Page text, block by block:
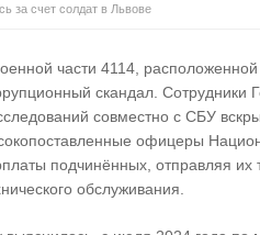
за счет солдат в Львове
части 4114,
скандал. Сотрудники
совместно с СБУ
офицеры
подчинённых, отправляя их
обслуживания.